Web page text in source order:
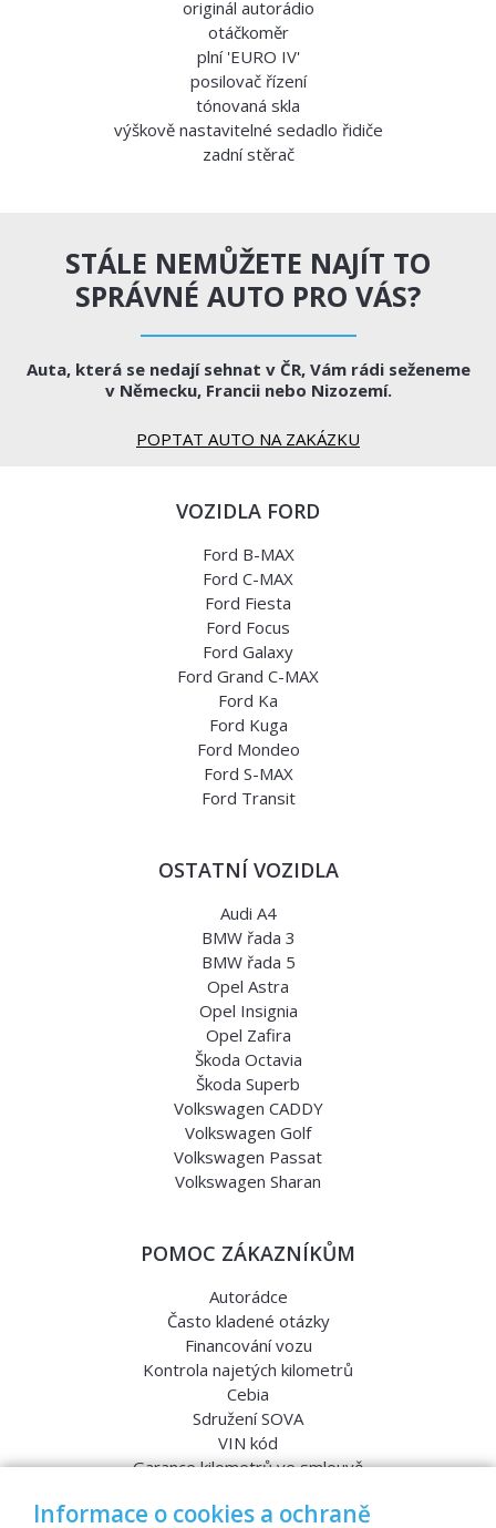
originál autorádio
otáčkoměr
plní 'EURO IV'
posilovač řízení
tónovaná skla
výškově nastavitelné sedadlo řidiče
zadní stěrač
STÁLE NEMŮŽETE NAJÍT TO
SPRÁVNÉ AUTO PRO VÁS?
Auta, která se nedají sehnat v ČR, Vám rádi seženeme
v Německu, Francii nebo Nizozemí.
POPTAT AUTO NA ZAKÁZKU
VOZIDLA FORD
Ford B-MAX
Ford C-MAX
Ford Fiesta
Ford Focus
Ford Galaxy
Ford Grand C-MAX
Ford Ka
Ford Kuga
Ford Mondeo
Ford S-MAX
Ford Transit
OSTATNÍ VOZIDLA
Audi A4
BMW řada 3
BMW řada 5
Opel Astra
Opel Insignia
Opel Zafira
Škoda Octavia
Škoda Superb
Volkswagen CADDY
Volkswagen Golf
Volkswagen Passat
Volkswagen Sharan
POMOC ZÁKAZNÍKŮM
Autorádce
Často kladené otázky
Financování vozu
Kontrola najetých kilometrů
Cebia
Sdružení SOVA
VIN kód
Garance kilometrů ve smlouvě
Informace o cookies a ochraně